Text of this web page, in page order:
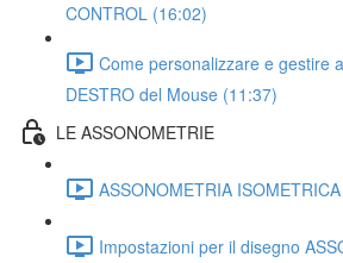
CONTROL (16:02)
Come personalizzare e gestire
DESTRO del Mouse (11:37)
LE ASSONOMETRIE
ASSONOMETRIA
Impostazioni per il disegno